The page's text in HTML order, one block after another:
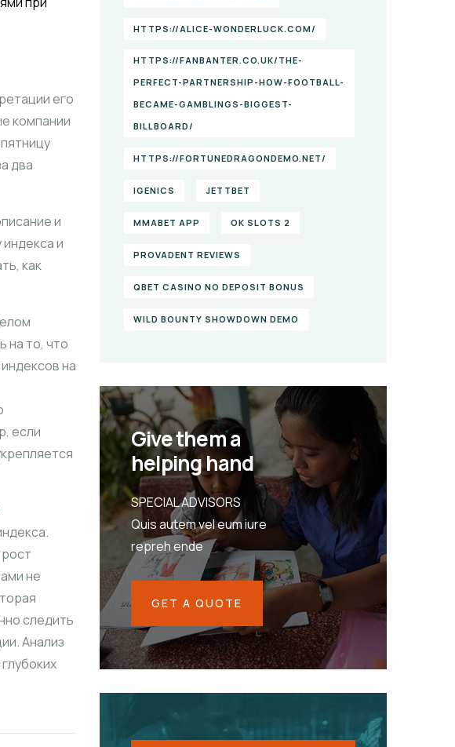
его
компании
два
и
и
как
на то, что
на
если
не
следить
Анализ
HTTPS://ALICE-WONDERLUCK.COM/
HTTPS://FANBANTER.CO.UK/THE-
PERFECT-PARTNERSHIP-HOW-FOOTBALL-
BECAME-GAMBLINGS-BIGGEST-
BILLBOARD/
HTTPS://FORTUNEDRAGONDEMO.NET/
IGENICS JETTBET
MMABET APP OK SLOTS 2
PROVADENT REVIEWS
QBET CASINO NO DEPOSIT BONUS
WILD BOUNTY SHOWDOWN DEMO
Give them a
helping hand
SPECIAL ADVISORS
Quis autem vel eum iure
repreh ende
GET A QUOTE